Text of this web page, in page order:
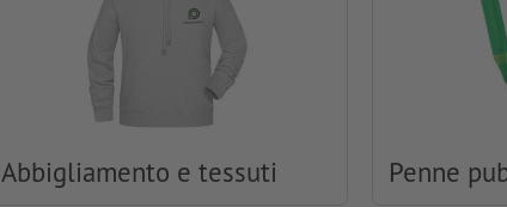
Abbigliamento e tessuti Penne